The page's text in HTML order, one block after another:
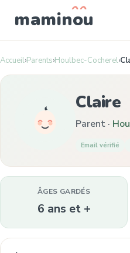
maminou
Accueil›Parents›Houlbec-Cocherel›
Claire
Parent ·
Email vérifié
ÂGES GARDÉS
6 ans et +